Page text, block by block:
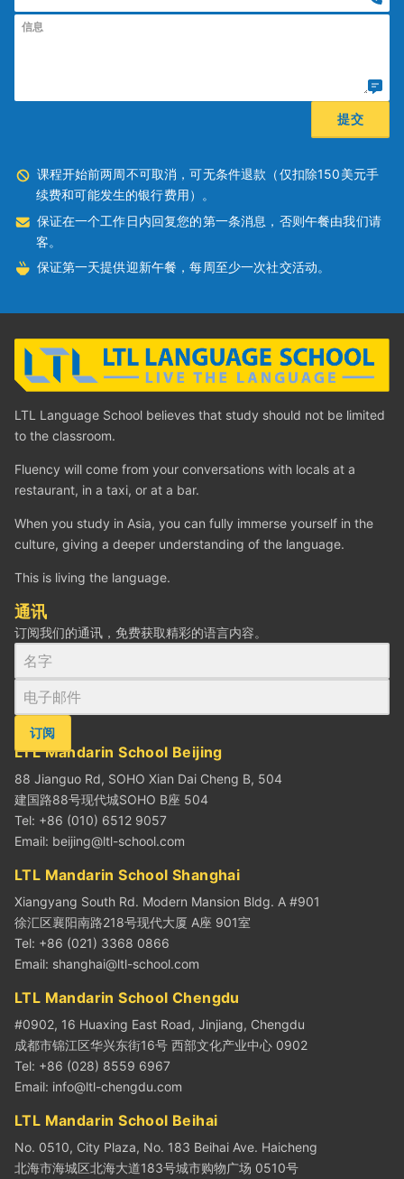
信息
课程开始前两周不可取消，可无条件退款（仅扣除150美元手
续费和可能发生的银行费用）。
保证在一个工作日内回复您的第一条消息，否则午餐由我们请
客。
保证第一天提供迎新午餐，每周至少一次社交活动。
LTL Language School believes that study should not be limited
to the classroom.
Fluency will come from your conversations with locals at a
restaurant, in a taxi, or at a bar.
When you study in Asia, you can fully immerse yourself in the
culture, giving a deeper understanding of the language.
This is living the language.
通讯
订阅我们的通讯，免费获取精彩的语言内容。
订阅
LTL Mandarin School Beijing
88 Jianguo Rd, SOHO Xian Dai Cheng B, 504
建国路88号现代城SOHO B座 504
Tel: +86 (010) 6512 9057
Email: beijing@ltl-school.com
LTL Mandarin School Shanghai
Xiangyang South Rd. Modern Mansion Bldg. A #901
徐汇区襄阳南路218号现代大厦 A座 901室
Tel: +86 (021) 3368 0866
Email: shanghai@ltl-school.com
LTL Mandarin School Chengdu
#0902, 16 Huaxing East Road, Jinjiang, Chengdu
成都市锦江区华兴东街16号 西部文化产业中心 0902
Tel: +86 (028) 8559 6967
Email: info@ltl-chengdu.com
LTL Mandarin School Beihai
No. 0510, City Plaza, No. 183 Beihai Ave. Haicheng
北海市海城区北海大道183号城市购物广场 0510号